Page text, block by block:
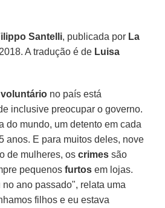
Santelli, publicada por La
A tradução é de Luisa
no país está
inclusive preocupar o governo.
do mundo, um detento em cada
anos. E para muitos deles, nove
de mulheres, oscrimes são
pequenosfurtos em lojas.
ano passado", relata uma
filhos e eu estava